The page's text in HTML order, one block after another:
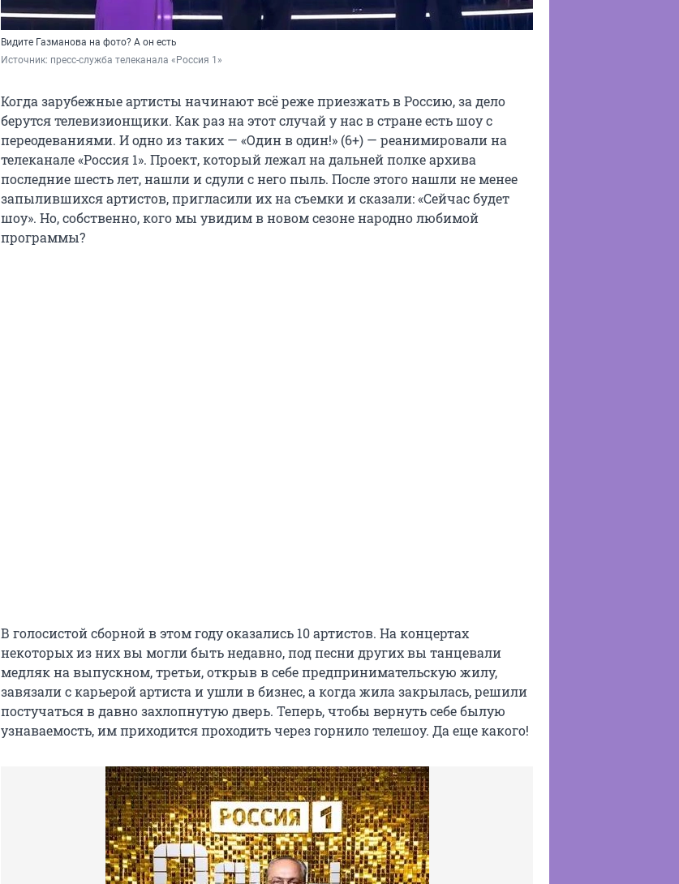
Видите Газманова на фото? А он есть
Источник: пресс-служба телеканала «Россия 1»
Когда зарубежные артисты начинают всё реже приезжать в Россию, за дело
берутся телевизионщики. Как раз на этот случай у нас в стране есть шоу с
переодеваниями. И одно из таких — «Один в один!» (6+) — реанимировали на
телеканале «Россия 1». Проект, который лежал на дальней полке архива
последние шесть лет, нашли и сдули с него пыль. После этого нашли не менее
запылившихся артистов, пригласили их на съемки и сказали: «Сейчас будет
шоу». Но, собственно, кого мы увидим в новом сезоне народно любимой
программы?
В голосистой сборной в этом году оказались 10 артистов. На концертах
некоторых из них вы могли быть недавно, под песни других вы танцевали
медляк на выпускном, третьи, открыв в себе предпринимательскую жилу,
завязали с карьерой артиста и ушли в бизнес, а когда жила закрылась, решили
постучаться в давно захлопнутую дверь. Теперь, чтобы вернуть себе былую
узнаваемость, им приходится проходить через горнило телешоу. Да еще какого!